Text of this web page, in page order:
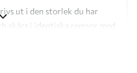
ut i den storlek du har
skärs i identiska remsor med